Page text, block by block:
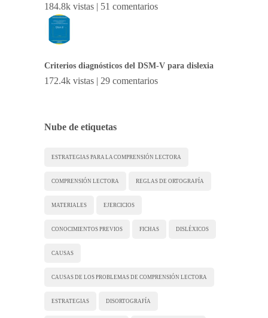
184.8k vistas | 51 comentarios
Criterios diagnósticos del DSM-V para dislexia
172.4k vistas | 29 comentarios
Nube de etiquetas
ESTRATEGIAS PARA LA COMPRENSIÓN LECTORA
COMPRENSIÓN LECTORA REGLAS DE ORTOGRAFÍA
MATERIALES EJERCICIOS
CONOCIMIENTOS PREVIOS FICHAS DISLÉXICOS
CAUSAS
CAUSAS DE LOS PROBLEMAS DE COMPRENSIÓN LECTORA
ESTRATEGIAS DISORTOGRAFÍA